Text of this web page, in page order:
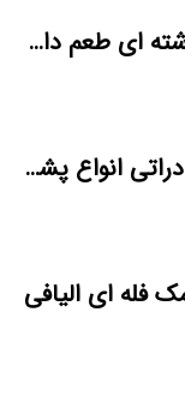
فروش کیلویی پشمک رشته ای طعم دار میوه
بازار اینترنتی فروش صادراتی انواع پشمک الیافی/شکلاتی
فله ای الیافی